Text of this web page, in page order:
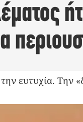
ευτυχία. Την